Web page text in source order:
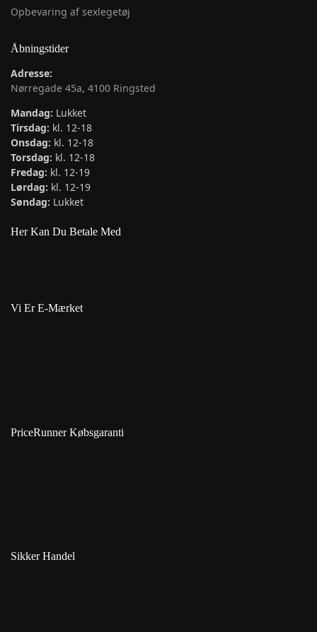
Opbevaring af sexlegetøj
Åbningstider
Adresse:
Nørregade 45a, 4100 Ringsted
Mandag: Lukket
Tirsdag: kl. 12-18
Onsdag: kl. 12-18
Torsdag: kl. 12-18
Fredag: kl. 12-19
Lørdag: kl. 12-19
Søndag: Lukket
Her Kan Du Betale Med
Vi Er E-Mærket
PriceRunner Købsgaranti
Sikker Handel